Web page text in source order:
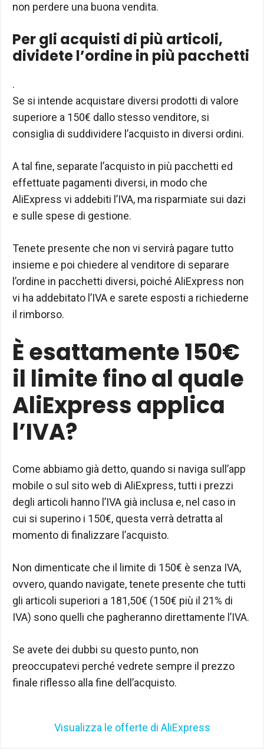
non perdere una buona vendita.
Per gli acquisti di più articoli,
dividete l’ordine in più pacchetti
.
Se si intende acquistare diversi prodotti di valore
superiore a 150€ dallo stesso venditore, si
consiglia di suddividere l’acquisto in diversi ordini.
A tal fine, separate l’acquisto in più pacchetti ed
effettuate pagamenti diversi, in modo che
AliExpress vi addebiti l’IVA, ma risparmiate sui dazi
e sulle spese di gestione.
Tenete presente che non vi servirà pagare tutto
insieme e poi chiedere al venditore di separare
l’ordine in pacchetti diversi, poiché AliExpress non
vi ha addebitato l’IVA e sarete esposti a richiederne
il rimborso.
È esattamente 150€
il limite fino al quale
AliExpress applica
l’IVA?
Come abbiamo già detto, quando si naviga sull’app
mobile o sul sito web di AliExpress, tutti i prezzi
degli articoli hanno l’IVA già inclusa e, nel caso in
cui si superino i 150€, questa verrà detratta al
momento di finalizzare l’acquisto.
Non dimenticate che il limite di 150€ è senza IVA,
ovvero, quando navigate, tenete presente che tutti
gli articoli superiori a 181,50€ (150€ più il 21% di
IVA) sono quelli che pagheranno direttamente l’IVA.
Se avete dei dubbi su questo punto, non
preoccupatevi perché vedrete sempre il prezzo
finale riflesso alla fine dell’acquisto.
Visualizza le offerte di AliExpress